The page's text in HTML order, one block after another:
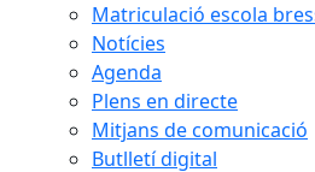
Matriculació escola
Notícies
Agenda
Plens en directe
Mitjans de comunicació
Butlletí digital